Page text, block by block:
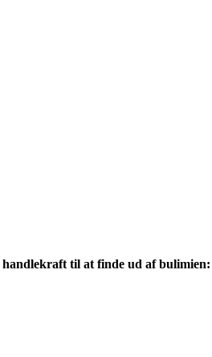
til at finde ud af bulimien: